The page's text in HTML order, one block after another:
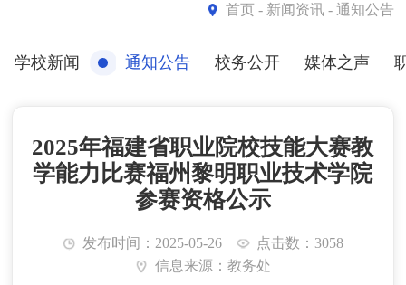
首页- 新闻资讯 - 通知公告
学校新闻 通知公告 校务公开 媒体之声
2025年福建省职业院校技能大赛教
学能力比赛福州黎明职业技术学院
参赛资格公示
发布时间：2025-05-26
点击数：3058
信息来源：教务处